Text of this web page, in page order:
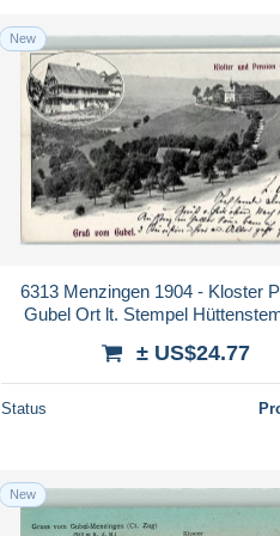
New
6313 Menzingen 1904 - Kloster
Gubel Ort lt. Stempel
± US$24.77
Status
New